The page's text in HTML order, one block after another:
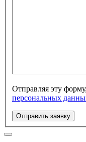
Отправляя эту
персональных
Отправить заявку